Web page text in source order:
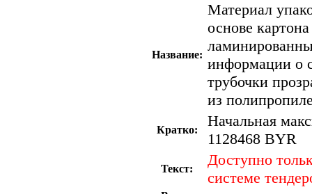
Название:
Материал
основе
информации о
трубочки
из
Кратко:
Начальная
1128468 BYR
Текст:
Доступно
системе